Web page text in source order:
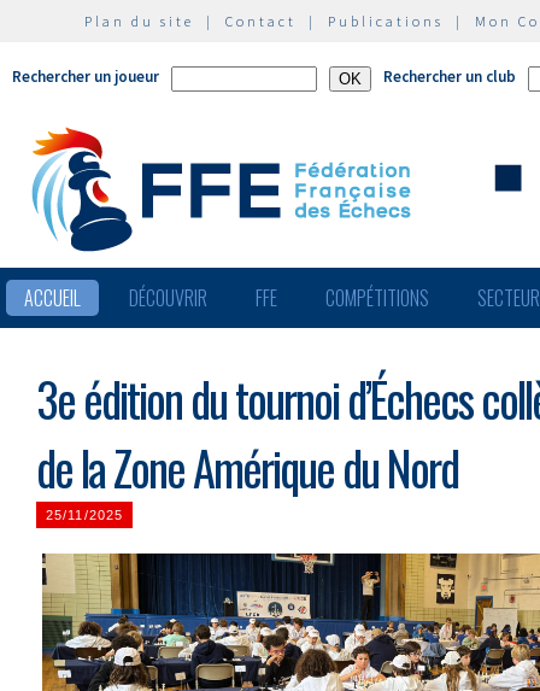
Plan du site | Contact | Publications | Mon
Rechercher un joueur Rechercher un club
ACCUEIL DÉCOUVRIR FFE COMPÉTITIONS
3e édition du tournoi d’Échecs
de la Zone Amérique du Nord
25/11/2025